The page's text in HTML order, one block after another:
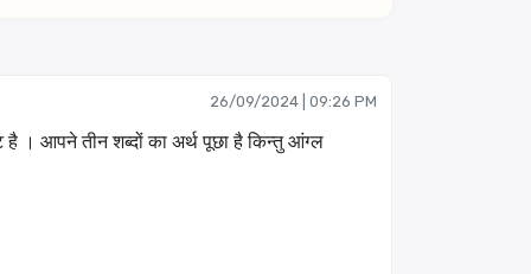
26/09/2024 | 09:26 PM
है । आपने तीन शब्दों का अर्थ पूछा है किन्तु आंग्ल